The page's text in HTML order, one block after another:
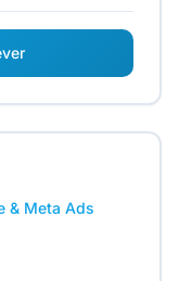
& Meta Ads